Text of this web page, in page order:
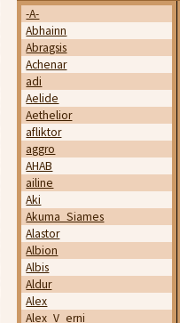
-A-
Abhainn
Abragsis
Achenar
adi
Aelide
Aethelior
afliktor
aggro
AHAB
ailine
Aki
Akuma_Siames
Alastor
Albion
Albis
Aldur
Alex
Alex_V_erni